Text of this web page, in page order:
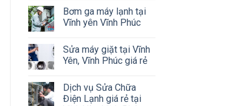
Bơm ga máy lạnh tại
Vĩnh yên Vĩnh Phúc
Sửa máy giặt tại Vĩnh
Yên, Vĩnh Phúc giá rẻ
Dịch vụ Sửa Chữa
Điện Lạnh giá rẻ tại